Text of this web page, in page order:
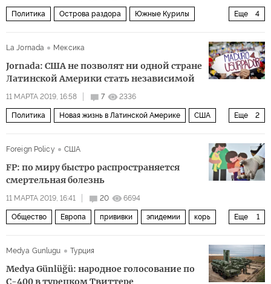
Еще 4
Политика Острова раздора Южные Курилы
La Jornada Мексика
Jornada: США не позволят ни одной стране
Латинской Америки стать независимой
11 МАРТА 2019, 16:58 7 2336
Еще 2
Политика Новая жизнь в Латинской Америке США
Foreign Policy
США
FP: по миру быстро распространяется
смертельная болезнь
11 МАРТА 2019, 16:41 20 6694
Еще 1
Общество Европа прививки эпидемии корь
Medya Gunlugu
Турция
Medya Günlüğü: народное голосование по
С-400 в турецком Твиттере